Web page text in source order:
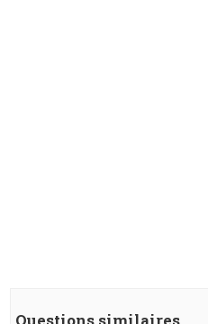
Questions similaires